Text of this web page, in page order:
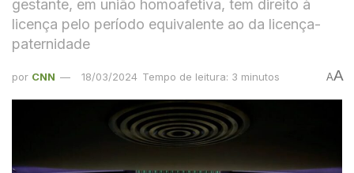
gestante, em união homoafetiva, tem direito à
licença pelo período equivalente ao da licença-
paternidade
por CNN 18/03/2024 Tempo de leitura: 3 minutos AA